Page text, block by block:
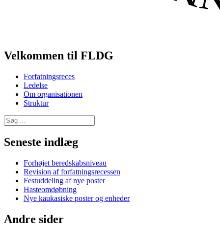
Velkommen til FLDG
Forfatningsreces
Ledelse
Om organisationen
Struktur
Søg
efter:
Seneste indlæg
Forhøjet beredskabsniveau
Revision af forfatningsrecessen
Festuddeling af nye poster
Hasteomdøbning
Nye kaukasiske poster og enheder
Andre sider